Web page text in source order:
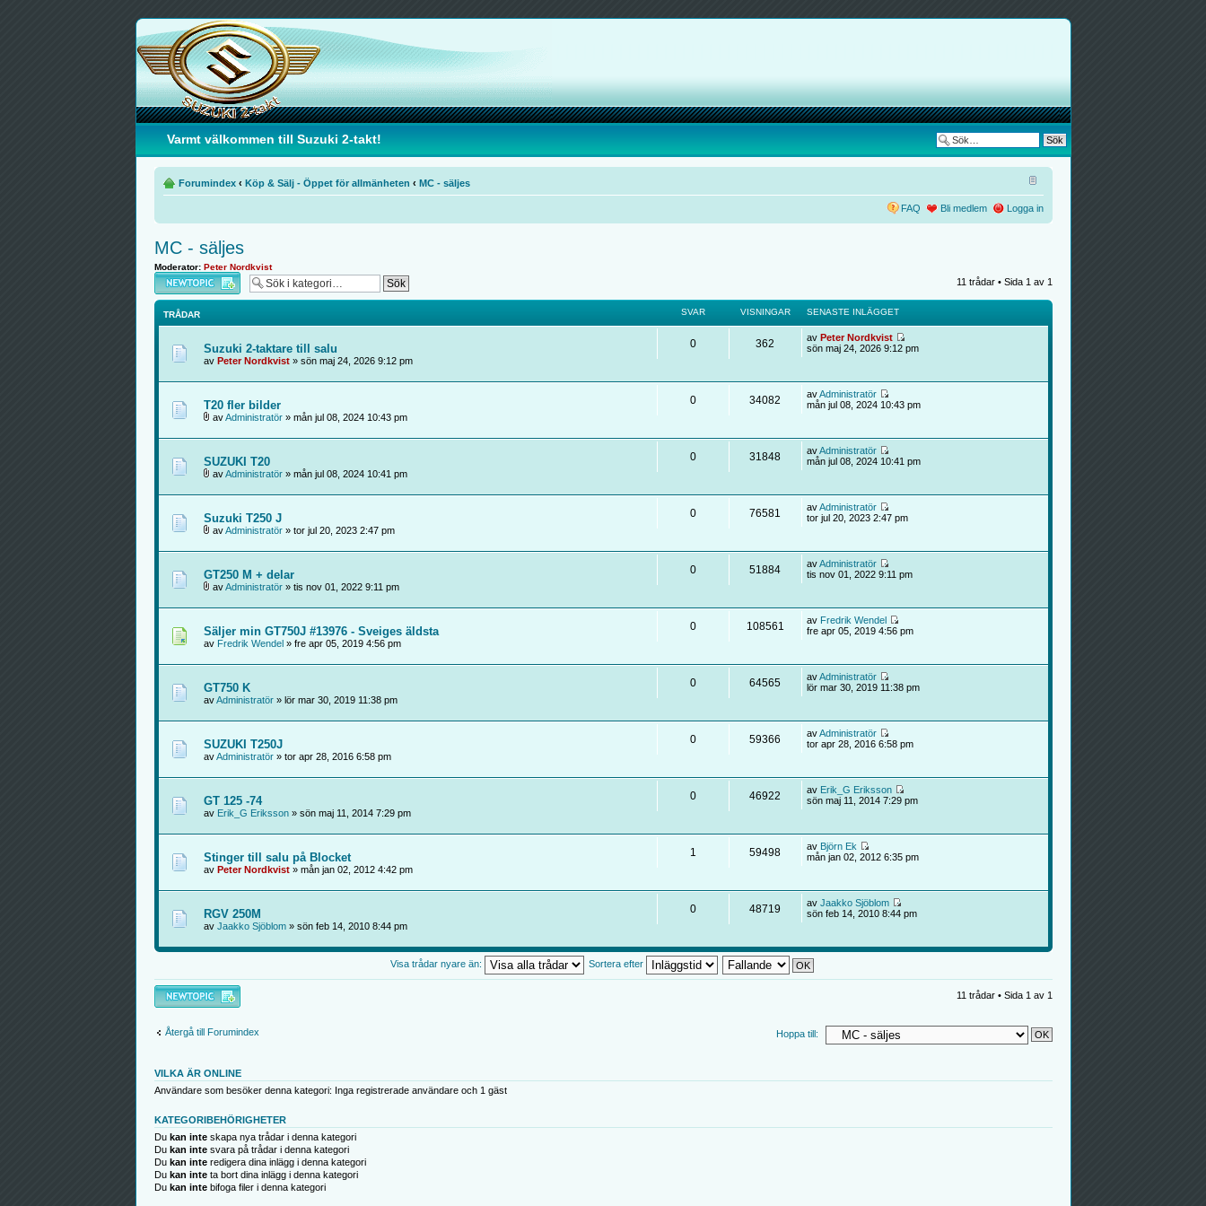
Varmt välkommen till Suzuki 2-takt!
Forumindex ‹ Köp & Sälj - Öppet för allmänheten ‹ MC - säljes
FAQ Bli medlem Logga in
MC - säljes
Moderator: Peter Nordkvist
Skapa en ny tråd 11 trådar • Sida 1 av 1
TRÅDAR SVAR VISNINGAR SENASTE INLÄGGET
Suzuki 2-taktare till salu
av Peter Nordkvist» sön maj 24, 2026 9:12 pm
0 362 av Peter Nordkvist
sön maj 24, 2026 9:12 pm
T20 fler bilder
avAdministratör» mån jul 08, 2024 10:43 pm
0 34082 avAdministratör
mån jul 08, 2024 10:43 pm
SUZUKI T20
avAdministratör» mån jul 08, 2024 10:41 pm
0 31848 avAdministratör
mån jul 08, 2024 10:41 pm
Suzuki T250 J
avAdministratör» tor jul 20, 2023 2:47 pm
0 76581 avAdministratör
tor jul 20, 2023 2:47 pm
GT250 M + delar
avAdministratör» tis nov 01, 2022 9:11 pm
0 51884 avAdministratör
tis nov 01, 2022 9:11 pm
Säljer min GT750J #13976 - Sveiges äldsta
av Fredrik Wendel» fre apr 05, 2019 4:56 pm
0 108561 av Fredrik Wendel
fre apr 05, 2019 4:56 pm
GT750 K
avAdministratör» lör mar 30, 2019 11:38 pm
0 64565 avAdministratör
lör mar 30, 2019 11:38 pm
SUZUKI T250J
avAdministratör» tor apr 28, 2016 6:58 pm
0 59366 avAdministratör
tor apr 28, 2016 6:58 pm
GT 125 -74
av Erik_G Eriksson» sön maj 11, 2014 7:29 pm
0 46922 av Erik_G Eriksson
sön maj 11, 2014 7:29 pm
Stinger till salu på Blocket
av Peter Nordkvist» mån jan 02, 2012 4:42 pm
1 59498 av Björn Ek
mån jan 02, 2012 6:35 pm
RGV 250M
av Jaakko Sjöblom» sön feb 14, 2010 8:44 pm
0 48719 av Jaakko Sjöblom
sön feb 14, 2010 8:44 pm
Visa trådar nyare än: Sortera efter
Skapa en ny tråd 11 trådar • Sida 1 av 1
Återgå till Forumindex Hoppa till:
VILKA ÄR ONLINE
Användare som besöker denna kategori: Inga registrerade användare och 1 gäst
KATEGORIBEHÖRIGHETER
Du kan inteskapa nya trådar i denna kategori
Du kan intesvara på trådar i denna kategori
Du kan interedigera dina inlägg i denna kategori
Du kan inteta bort dina inlägg i denna kategori
Du kan intebifoga filer i denna kategori